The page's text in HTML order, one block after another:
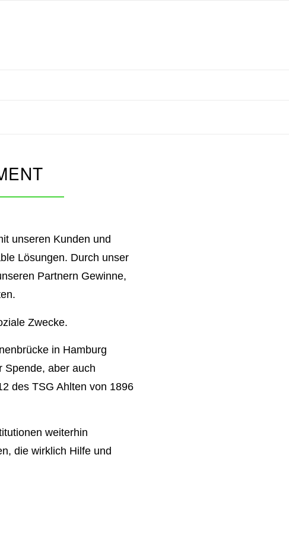
unseren Kunden und
Lösungen. Durch unser
Partnern Gewinne,
Zwecke.
in Hamburg
Spende, aber auch
des TSG Ahlten von 1896
weiterhin
die wirklich Hilfe und